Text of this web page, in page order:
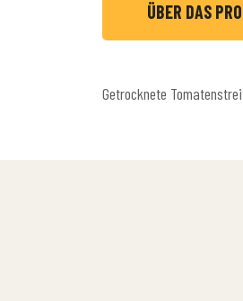
ÜBER DAS
Getrocknete